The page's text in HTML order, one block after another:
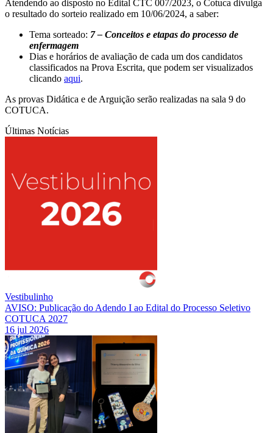
Atendendo ao disposto no Edital CTC 007/2023, o Cotuca divulga
o resultado do sorteio realizado em 10/06/2024, a saber:
Tema sorteado: 7 – Conceitos e etapas do processo de
enfermagem
Dias e horários de avaliação de cada um dos candidatos
classificados na Prova Escrita, que podem ser visualizados
clicando aqui.
As provas Didática e de Arguição serão realizadas na sala 9 do
COTUCA.
Últimas Notícias
Vestibulinho
AVISO: Publicação do Adendo I ao Edital do Processo Seletivo
COTUCA 2027
16 jul 2026